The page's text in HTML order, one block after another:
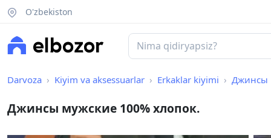
O'zbekiston
Darvoza Kiyim va aksessuarlar Erkaklar kiyimi Джинсы
Джинсы мужские 100% хлопок.